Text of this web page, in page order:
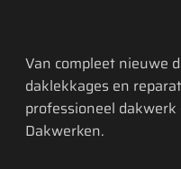
Van compleet nieuwe
daklekkages en
professioneel dakwerk
Dakwerken.